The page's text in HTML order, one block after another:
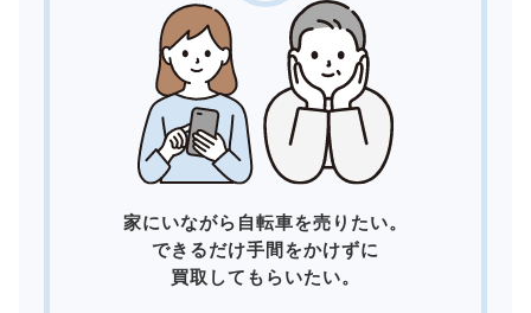
家にいながら自転車を売りたい。
できるだけ手間をかけずに
買取してもらいたい。